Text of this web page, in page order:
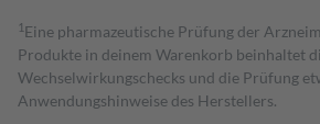
1 Eine pharmazeutische Prüfung der
Produkte in deinem Warenkorb beinhaltet
Wechselwirkungschecks und die Prüfung
Anwendungshinweise des Herstellers.